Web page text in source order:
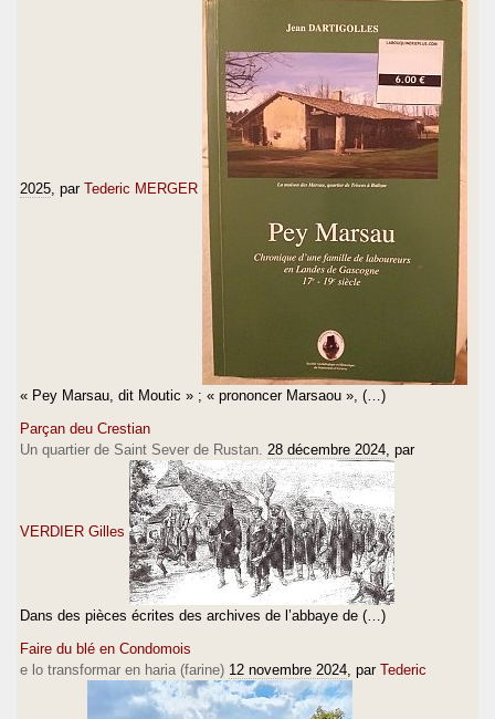
2025 , par Tederic MERGER
« Pey Marsau, dit Moutic » ; « prononcer Marsaou », (…)
Parçan deu Crestian
Un quartier de Saint Sever de Rustan. 28 décembre 2024 , par
VERDIER Gilles
Dans des pièces écrites des archives de l’abbaye de (…)
Faire du blé en Condomois
e lo transformar en haria (farine) 12 novembre 2024 , par Tederic